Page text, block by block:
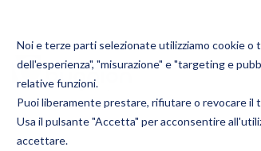
Noi e terze parti selezionate utilizziamo cookie
dell'esperienza", "misurazione" e "targeting e
relative funzioni.
Puoi liberamente prestare, rifiutare o revocare il
Usa il pulsante "Accetta" per acconsentire
accettare.
Bugnion
The